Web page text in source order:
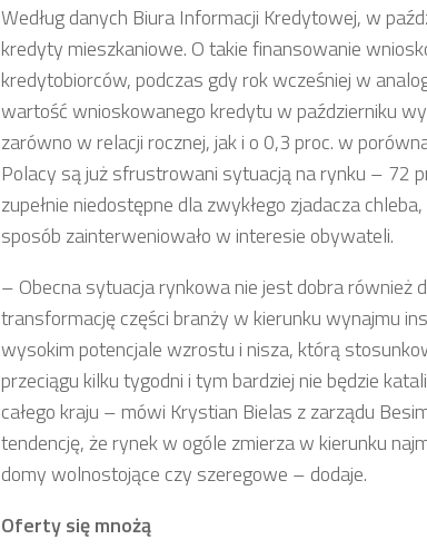
Według danych Biura Informacji Kredytowej, w
kredyty mieszkaniowe. O takie finansowanie
kredytobiorców, podczas gdy rok wcześniej w
wartość wnioskowanego kredytu w październiku
zarówno w relacji rocznej, jak i o 0,3 proc. w
Polacy są już sfrustrowani sytuacją na rynku – 72
zupełnie niedostępne dla zwykłego zjadacza
sposób zainterweniowało w interesie obywateli.
– Obecna sytuacja rynkowa nie jest dobra
transformację części branży w kierunku wynajmu
wysokim potencjale wzrostu i nisza, którą
przeciągu kilku tygodni i tym bardziej nie będzie
całego kraju – mówi Krystian Bielas z zarządu
tendencję, że rynek w ogóle zmierza w kierunku
domy wolnostojące czy szeregowe – dodaje.
Oferty się mnożą